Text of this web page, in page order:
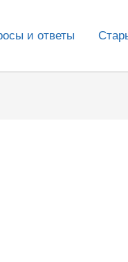
и ответы